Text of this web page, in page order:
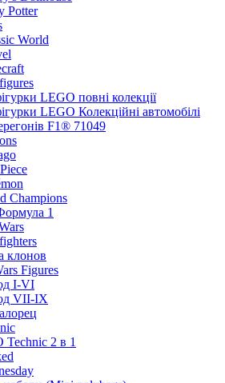
Potter
World
LEGO повні колекції
LEGO Колекційні автомобілі
F1® 71049
Champions
1
клонов
Figures
I-VI
VII-IX
Technic 2 в 1